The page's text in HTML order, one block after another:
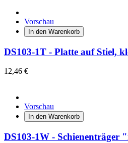
Vorschau
In den Warenkorb
DS103-1T - Platte auf Stiel,
12,46 €
Vorschau
In den Warenkorb
DS103-1W -